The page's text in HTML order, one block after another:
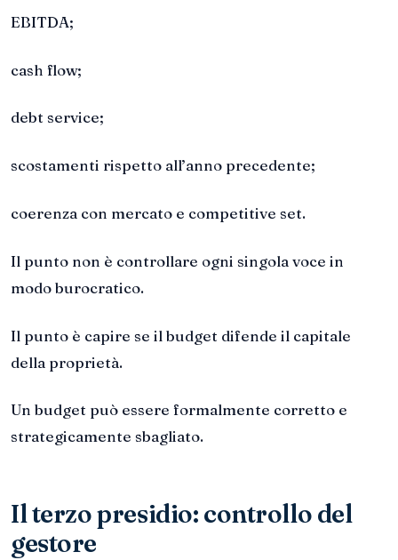
EBITDA;
cash flow;
debt service;
scostamenti rispetto all’anno precedente;
coerenza con mercato e competitive set.
Il punto non è controllare ogni singola voce in
modo burocratico.
Il punto è capire se il budget difende il capitale
della proprietà.
Un budget può essere formalmente corretto e
strategicamente sbagliato.
Il terzo presidio: controllo del
gestore